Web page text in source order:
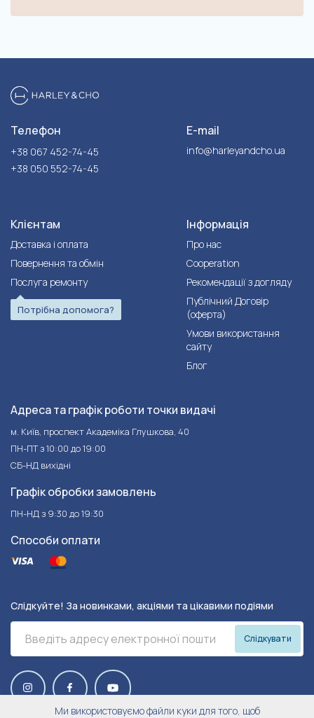
Телефон
+38 067 452-74-45
+38 050 552-74-45
E-mail
info@harleyandcho.ua
Клієнтам
Доставка і оплата
Повернення та обмін
Послуга ремонту
Потрібна допомога?
Інформація
Про нас
Cooperation
Рекомендації з догляду
Публічний Договір
(оферта)
Умови використання
сайту
Блог
Адреса та графік роботи точки видачі
м. Київ, проспект Академіка Глушкова, 40
ПН-ПТ з 10:00 до 19:00
СБ-НД вихідні
Графік обробки замовлень
ПН-НД з 9:30 до 19:30
Способи оплати
Слідкуйте! За новинками, акціями та цікавими подіями
Слідкувати
Ми використовуємо файли куки для того, щоб